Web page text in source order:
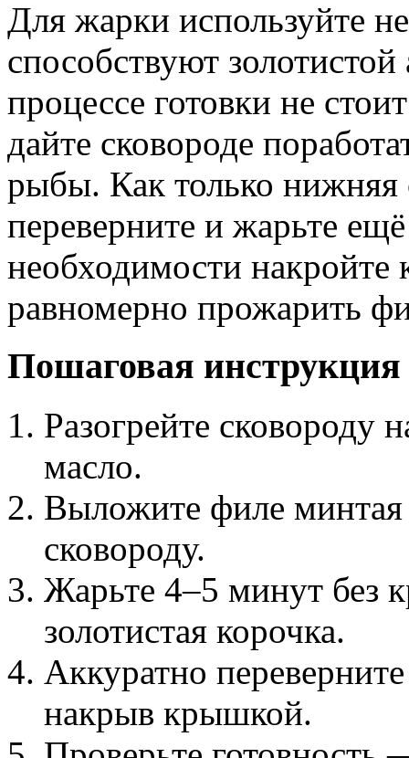
Для жарки используйте
способствуют
процессе готовки не
дайте сковороде
рыбы. Как только
переверните и жарьте
необходимости
равномерно прожарить
Пошаговая
Разогрейте сковороду
масло.
Выложите филе
сковороду.
Жарьте 4–5 минут без
золотистая корочка.
Аккуратно
накрыв крышкой.